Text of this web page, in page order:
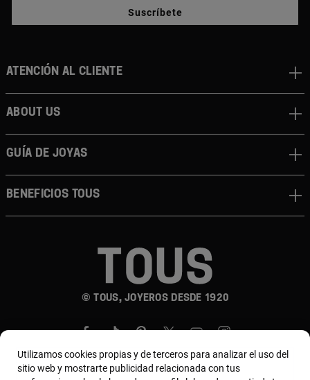
Suscríbete
© TOUS, JOYEROS DESDE 1920
Atención al cliente
About us
Guía de joyas
Beneficios TOUS
Utilizamos cookies propias y de terceros para analizar el uso del
sitio web y mostrarte publicidad relacionada con tus